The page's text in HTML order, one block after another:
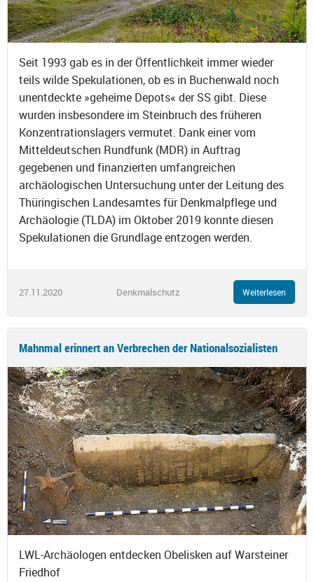
Seit 1993 gab es in der Öffentlichkeit immer wieder
teils wilde Spekulationen, ob es in Buchenwald noch
unentdeckte »geheime Depots« der SS gibt. Diese
wurden insbesondere im Steinbruch des früheren
Konzentrationslagers vermutet. Dank einer vom
Mitteldeutschen Rundfunk (MDR) in Auftrag
gegebenen und finanzierten umfangreichen
archäologischen Untersuchung unter der Leitung des
Thüringischen Landesamtes für Denkmalpflege und
Archäologie (TLDA) im Oktober 2019 konnte diesen
Spekulationen die Grundlage entzogen werden.
27.11.2020 Denkmalschutz Weiterlesen
Mahnmal erinnert an Verbrechen der Nationalsozialisten
LWL-Archäologen entdecken Obelisken auf Warsteiner
Friedhof